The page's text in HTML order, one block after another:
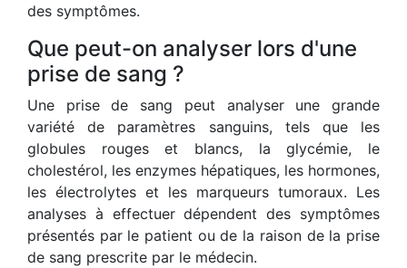
des symptômes.
Que peut-on analyser lors d'une
prise de sang ?
Une prise de sang peut analyser une grande
variété de paramètres sanguins, tels que les
globules rouges et blancs, la glycémie, le
cholestérol, les enzymes hépatiques, les hormones,
les électrolytes et les marqueurs tumoraux. Les
analyses à effectuer dépendent des symptômes
présentés par le patient ou de la raison de la prise
de sang prescrite par le médecin.